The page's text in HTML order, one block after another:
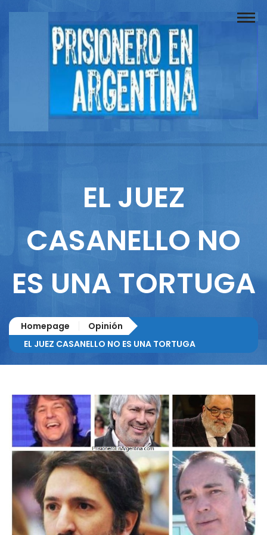
Buscador
Documentos
Columnistas
EL JUEZ
CASANELLO NO
ES UNA TORTUGA
Homepage
Opinión
EL JUEZ CASANELLO NO ES UNA TORTUGA